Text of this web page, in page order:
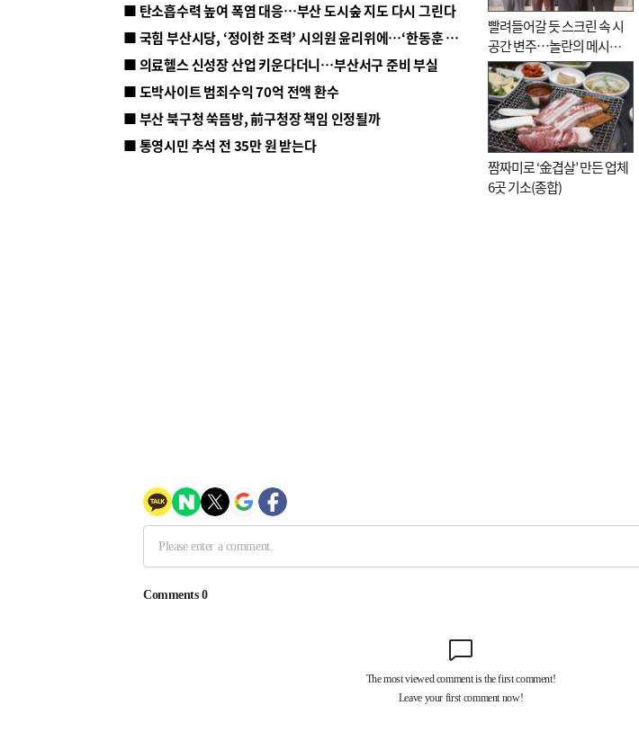
■ 탄소흡수력 높여 폭염 대응…부산 도시숲 지도 다시 그린다
■ 국힘 부산시당, ‘정이한 조력’ 시의원 윤리위에…‘한동훈 지지’도 신고접수
■ 의료헬스 신성장 산업 키운다더니…부산서구 준비 부실
■ 도박사이트 범죄수익 70억 전액 환수
■ 부산 북구청 쑥뜸방, 前구청장 책임 인정될까
■ 통영시민 추석 전 35만 원 받는다
빨려들어갈 듯 스크린 속 시
공간 변주…놀란의 메시지
는 ‘전쟁 속죄’
짬짜미로 ‘金겹살’ 만든 업체
6곳 기소(종합)